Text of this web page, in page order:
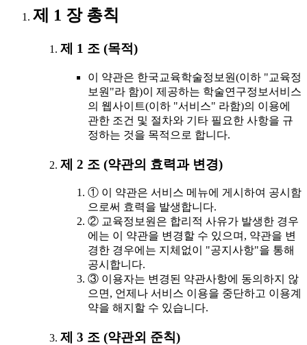
제 1 장 총칙
제 1 조 (목적)
이 약관은 한국교육학술정보원(이하 "교육정
보원"라 함)이 제공하는 학술연구정보서비스
의 웹사이트(이하 "서비스" 라함)의 이용에
관한 조건 및 절차와 기타 필요한 사항을 규
정하는 것을 목적으로 합니다.
제 2 조 (약관의 효력과 변경)
① 이 약관은 서비스 메뉴에 게시하여 공시함
으로써 효력을 발생합니다.
② 교육정보원은 합리적 사유가 발생한 경우
에는 이 약관을 변경할 수 있으며, 약관을 변
경한 경우에는 지체없이 "공지사항"을 통해
공시합니다.
③ 이용자는 변경된 약관사항에 동의하지 않
으면, 언제나 서비스 이용을 중단하고 이용계
약을 해지할 수 있습니다.
제 3 조 (약관외 준칙)